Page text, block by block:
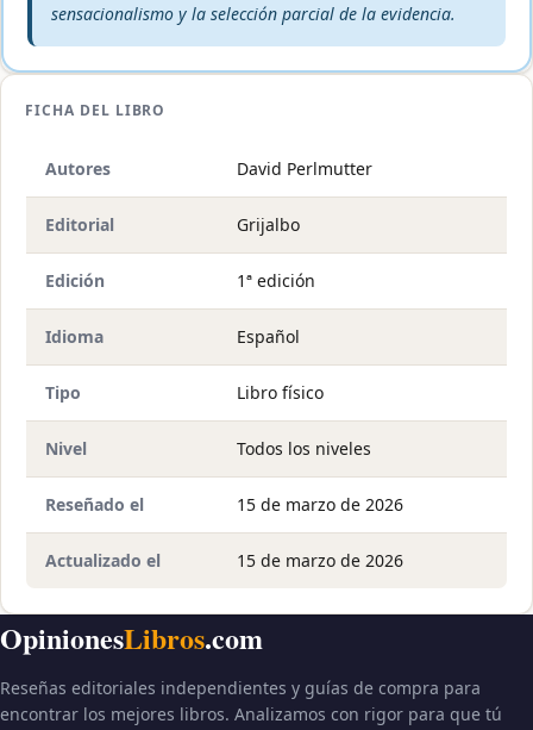
sensacionalismo y la selección parcial de la evidencia.
FICHA DEL LIBRO
Autores David Perlmutter
Editorial Grijalbo
Edición 1ª edición
Idioma Español
Tipo Libro físico
Nivel Todos los niveles
Reseñado el 15 de marzo de 2026
Actualizado el 15 de marzo de 2026
OpinionesLibros.com
Reseñas editoriales independientes y guías de compra para
encontrar los mejores libros. Analizamos con rigor para que tú